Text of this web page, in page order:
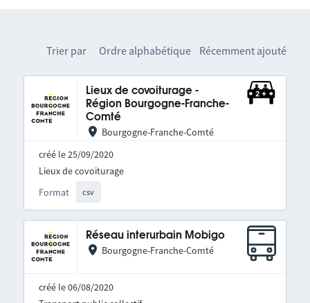
Trier par Ordre alphabétique Récemment ajouté
Lieux de covoiturage -
Région Bourgogne-Franche-
Comté
Bourgogne-Franche-Comté
créé le 25/09/2020
Format csv
Lieux de covoiturage
Réseau interurbain Mobigo
Bourgogne-Franche-Comté
créé le 06/08/2020